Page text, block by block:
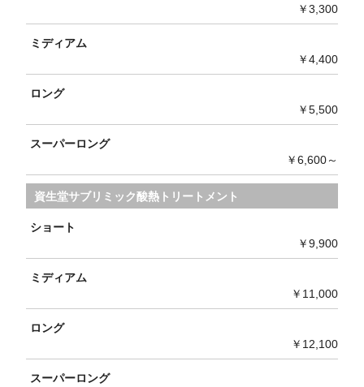
￥3,300
ミディアム
￥4,400
ロング
￥5,500
スーパーロング
￥6,600～
資生堂サブリミック酸熱トリートメント
ショート
￥9,900
ミディアム
￥11,000
ロング
￥12,100
スーパーロング